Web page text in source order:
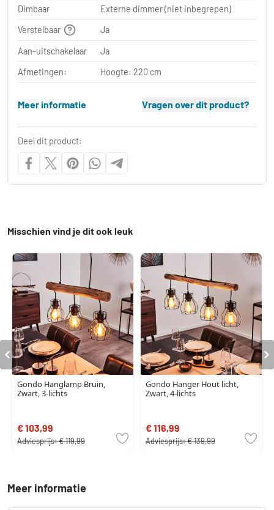
Dimbaar
Externe dimmer (niet inbegrepen)
Verstelbaar
Ja
Aan-uitschakelaar
Ja
Afmetingen:
Hoogte: 220 cm
Meer informatie Vragen over dit product?
Deel dit product:
Misschien vind je dit ook leuk
Gondo Hanglamp Bruin,
Zwart, 3-lichts
€ 103,99
Adviesprijs:€ 119,99
Gondo Hanger Hout licht,
Zwart, 4-lichts
€ 116,99
Adviesprijs:€ 139,99
Meer informatie